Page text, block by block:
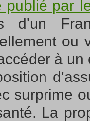
publié par
d'un
ou
à
surprime
La